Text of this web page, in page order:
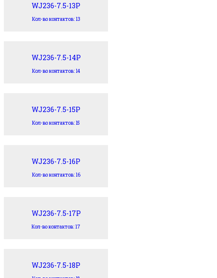
WJ236-7.5-13P
Кол-во контактов: 13
WJ236-7.5-14P
Кол-во контактов: 14
WJ236-7.5-15P
Кол-во контактов: 15
WJ236-7.5-16P
Кол-во контактов: 16
WJ236-7.5-17P
Кол-во контактов: 17
WJ236-7.5-18P